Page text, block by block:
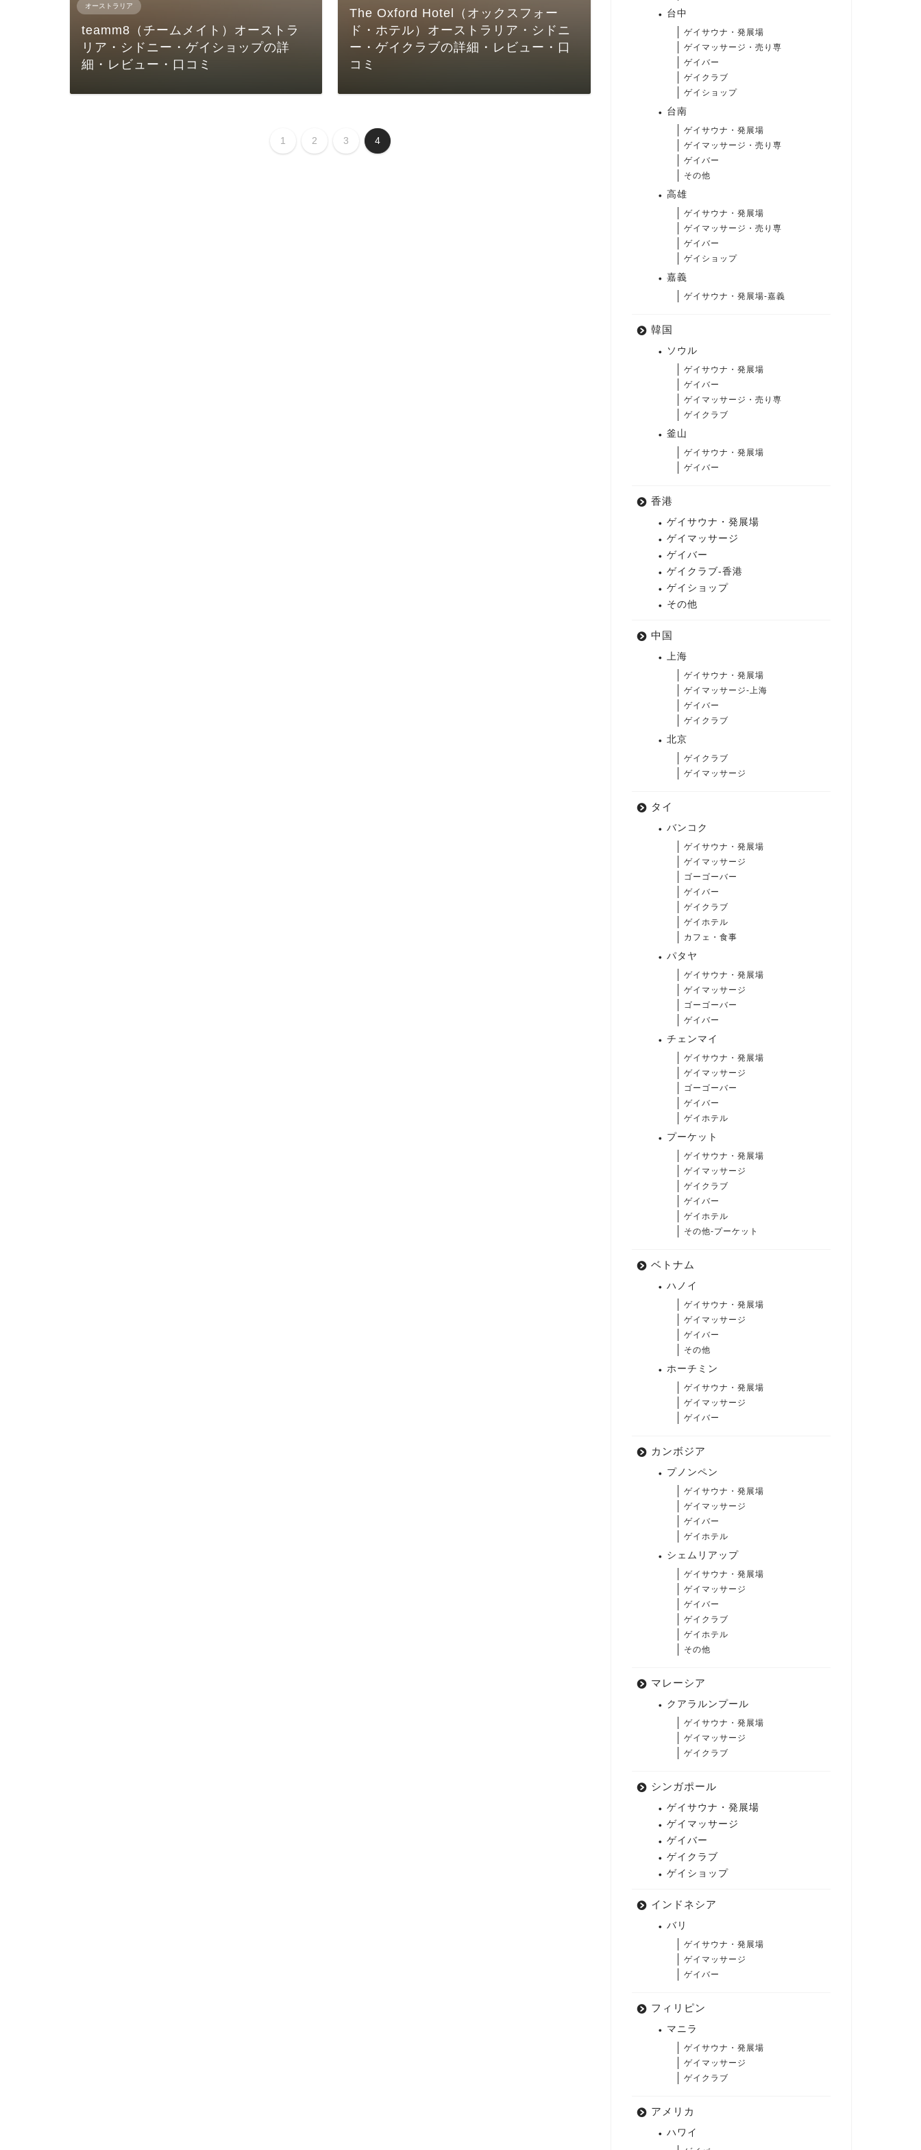
オーストラリア
teamm8（チームメイト）オーストラ
リア・シドニー・ゲイショップの詳
細・レビュー・口コミ
The Oxford Hotel（オックスフォー
ド・ホテル）オーストラリア・シドニ
ー・ゲイクラブの詳細・レビュー・口
コミ
1 2 3 4
台中
ゲイサウナ・発展場
ゲイマッサージ・売り専
ゲイバー
ゲイクラブ
ゲイショップ
台南
ゲイサウナ・発展場
ゲイマッサージ・売り専
ゲイバー
その他
高雄
ゲイサウナ・発展場
ゲイマッサージ・売り専
ゲイバー
ゲイショップ
嘉義
ゲイサウナ・発展場-嘉義
韓国
ソウル
ゲイサウナ・発展場
ゲイバー
ゲイマッサージ・売り専
ゲイクラブ
釜山
ゲイサウナ・発展場
ゲイバー
香港
ゲイサウナ・発展場
ゲイマッサージ
ゲイバー
ゲイクラブ-香港
ゲイショップ
その他
中国
上海
ゲイサウナ・発展場
ゲイマッサージ-上海
ゲイバー
ゲイクラブ
北京
ゲイクラブ
ゲイマッサージ
タイ
バンコク
ゲイサウナ・発展場
ゲイマッサージ
ゴーゴーバー
ゲイバー
ゲイクラブ
ゲイホテル
カフェ・食事
パタヤ
ゲイサウナ・発展場
ゲイマッサージ
ゴーゴーバー
ゲイバー
チェンマイ
ゲイサウナ・発展場
ゲイマッサージ
ゴーゴーバー
ゲイバー
ゲイホテル
プーケット
ゲイサウナ・発展場
ゲイマッサージ
ゲイクラブ
ゲイバー
ゲイホテル
その他-プーケット
ベトナム
ハノイ
ゲイサウナ・発展場
ゲイマッサージ
ゲイバー
その他
ホーチミン
ゲイサウナ・発展場
ゲイマッサージ
ゲイバー
カンボジア
プノンペン
ゲイサウナ・発展場
ゲイマッサージ
ゲイバー
ゲイホテル
シェムリアップ
ゲイサウナ・発展場
ゲイマッサージ
ゲイバー
ゲイクラブ
ゲイホテル
その他
マレーシア
クアラルンプール
ゲイサウナ・発展場
ゲイマッサージ
ゲイクラブ
シンガポール
ゲイサウナ・発展場
ゲイマッサージ
ゲイバー
ゲイクラブ
ゲイショップ
インドネシア
バリ
ゲイサウナ・発展場
ゲイマッサージ
ゲイバー
フィリピン
マニラ
ゲイサウナ・発展場
ゲイマッサージ
ゲイクラブ
アメリカ
ハワイ